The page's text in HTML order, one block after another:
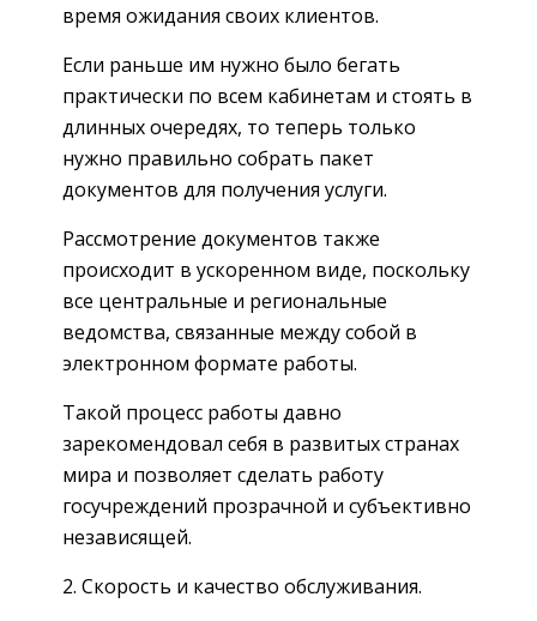
время ожидания своих клиентов.
Если раньше им нужно было бегать
практически по всем кабинетам и стоять в
длинных очередях, то теперь только
нужно правильно собрать пакет
документов для получения услуги.
Рассмотрение документов также
происходит в ускоренном виде, поскольку
все центральные и региональные
ведомства, связанные между собой в
электронном формате работы.
Такой процесс работы давно
зарекомендовал себя в развитых странах
мира и позволяет сделать работу
госучреждений прозрачной и субъективно
независящей.
2. Скорость и качество обслуживания.